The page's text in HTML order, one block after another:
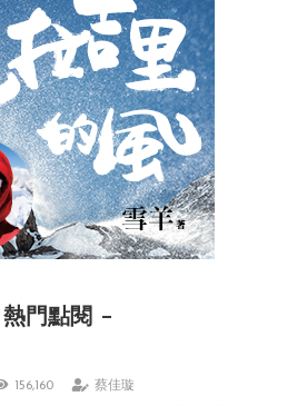
熱門點閱
156,160 蔡佳璇